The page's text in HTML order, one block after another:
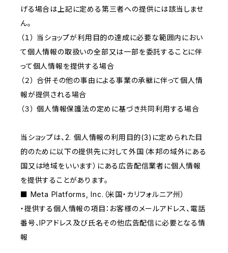
げる場合は上記に定める第三者への提供には該当しませ
ん。
（１） 当ショップが利用目的の達成に必要な範囲内におい
て個人情報の取扱いの全部又は一部を委託することに伴
って個人情報を提供する場合
（２） 合併その他の事由による事業の承継に伴って個人情
報が提供される場合
（３） 個人情報保護法の定めに基づき共同利用する場合
当ショップは、2. 個人情報の利用目的(3)に定められた目
的のために以下の提供先に対して外国（本邦の域外にある
国又は地域をいいます）にある広告配信業者に個人情報
を提供することがあります。
■ Meta Platforms, Inc.（米国・カリフォルニア州）
・提供する個人情報の項目：お客様のメールアドレス、電話
番号、IPアドレス及び氏名その他広告配信に必要となる情
報